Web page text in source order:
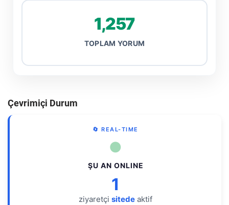
1,257
TOPLAM YORUM
Çevrimiçi Durum
🔄 REAL-TIME
●
ŞU AN ONLINE
1
ziyaretçi sitede aktif